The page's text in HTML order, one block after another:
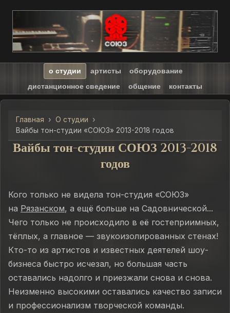
о студии артисты
оборудование
дистанционное сведение
общение контакты
Главная
О студии
Вайбы тон-студии «СОЮЗ» 2013-2018 годов
Вайбы тон-студии СОЮЗ 2013-2018
годов
Кого только не видела тон-студия «СОЮЗ»
на Рязанском, а ещё больше на Садовнической...
Чего только не происходило в её гостеприимных,
тёплых, а главное — звукоизолированных стенах!
Кто-то из артистов и известных деятелей шоу-
бизнеса быстро исчезал, но большая часть
оставались надолго и приезжали снова и снова.
Неизменно высокими оставались качество записи
и профессионализм творческой команды.